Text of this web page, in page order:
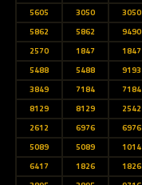
5605
3050 3050
5862
5862 9490
2570
1847 1847
5488
5488 9193
3849
7184 7184
8129
8129 2542
2612
6976 6976
5089
5089 1014
6417
1826 1826